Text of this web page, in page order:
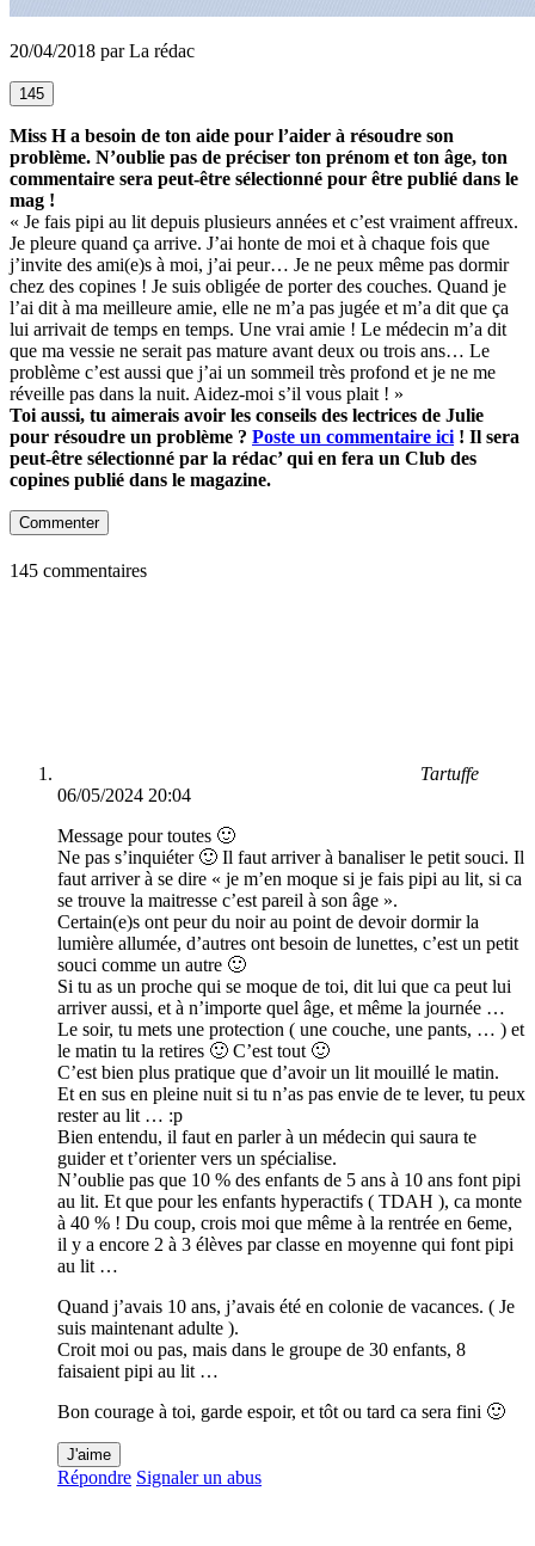
20/04/2018 par La rédac
145
Miss H a besoin de ton aide pour l’aider à résoudre son
problème. N’oublie pas de préciser ton prénom et ton âge, ton
commentaire sera peut-être sélectionné pour être publié dans le
mag !
« Je fais pipi au lit depuis plusieurs années et c’est vraiment affreux.
Je pleure quand ça arrive. J’ai honte de moi et à chaque fois que
j’invite des ami(e)s à moi, j’ai peur… Je ne peux même pas dormir
chez des copines ! Je suis obligée de porter des couches. Quand je
l’ai dit à ma meilleure amie, elle ne m’a pas jugée et m’a dit que ça
lui arrivait de temps en temps. Une vrai amie ! Le médecin m’a dit
que ma vessie ne serait pas mature avant deux ou trois ans… Le
problème c’est aussi que j’ai un sommeil très profond et je ne me
réveille pas dans la nuit. Aidez-moi s’il vous plait ! »
Toi aussi, tu aimerais avoir les conseils des lectrices de Julie
pour résoudre un problème ? Poste un commentaire ici ! Il sera
peut-être sélectionné par la rédac’ qui en fera un Club des
copines publié dans le magazine.
Commenter
145 commentaires
Tartuffe
06/05/2024 20:04
Message pour toutes 🙂
Ne pas s’inquiéter 🙂 Il faut arriver à banaliser le petit souci. Il
faut arriver à se dire « je m’en moque si je fais pipi au lit, si ca
se trouve la maitresse c’est pareil à son âge ».
Certain(e)s ont peur du noir au point de devoir dormir la
lumière allumée, d’autres ont besoin de lunettes, c’est un petit
souci comme un autre 🙂
Si tu as un proche qui se moque de toi, dit lui que ca peut lui
arriver aussi, et à n’importe quel âge, et même la journée …
Le soir, tu mets une protection ( une couche, une pants, … ) et
le matin tu la retires 🙂 C’est tout 🙂
C’est bien plus pratique que d’avoir un lit mouillé le matin.
Et en sus en pleine nuit si tu n’as pas envie de te lever, tu peux
rester au lit … :p
Bien entendu, il faut en parler à un médecin qui saura te
guider et t’orienter vers un spécialise.
N’oublie pas que 10 % des enfants de 5 ans à 10 ans font pipi
au lit. Et que pour les enfants hyperactifs ( TDAH ), ca monte
à 40 % ! Du coup, crois moi que même à la rentrée en 6eme,
il y a encore 2 à 3 élèves par classe en moyenne qui font pipi
au lit …
Quand j’avais 10 ans, j’avais été en colonie de vacances. ( Je
suis maintenant adulte ).
Croit moi ou pas, mais dans le groupe de 30 enfants, 8
faisaient pipi au lit …
Bon courage à toi, garde espoir, et tôt ou tard ca sera fini 🙂
J'aime
Répondre Signaler un abus